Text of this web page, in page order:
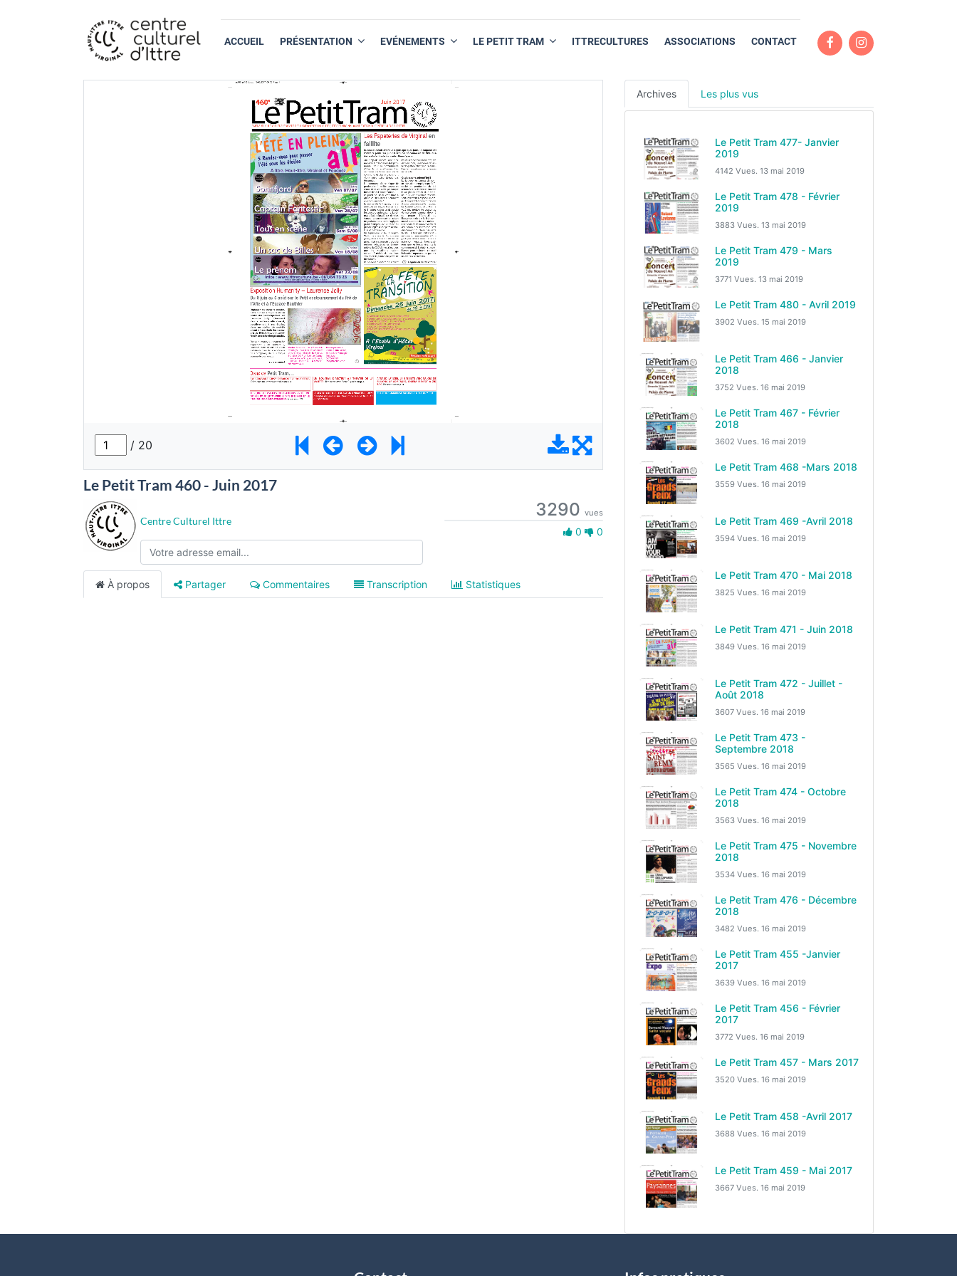
ACCUEIL PRÉSENTATION EVÉNEMENTS LE PETIT TRAM ITTRECULTURES ASSOCIATIONS CONTACT
Le Petit Tram 460 - Juin 2017
Centre Culturel Ittre
3290 vues
0 0
À propos Partager Commentaires Transcription Statistiques
Archives Les plus vus
Le Petit Tram 477- Janvier
2019
4142 Vues. 13 mai 2019
Le Petit Tram 478 - Février
2019
3883 Vues. 13 mai 2019
Le Petit Tram 479 - Mars
2019
3771 Vues. 13 mai 2019
Le Petit Tram 480 - Avril 2019
3902 Vues. 15 mai 2019
Le Petit Tram 466 - Janvier
2018
3752 Vues. 16 mai 2019
Le Petit Tram 467 - Février
2018
3602 Vues. 16 mai 2019
Le Petit Tram 468 -Mars 2018
3559 Vues. 16 mai 2019
Le Petit Tram 469 -Avril 2018
3594 Vues. 16 mai 2019
Le Petit Tram 470 - Mai 2018
3825 Vues. 16 mai 2019
Le Petit Tram 471 - Juin 2018
3849 Vues. 16 mai 2019
Le Petit Tram 472 - Juillet -
Août 2018
3607 Vues. 16 mai 2019
Le Petit Tram 473 -
Septembre 2018
3565 Vues. 16 mai 2019
Le Petit Tram 474 - Octobre
2018
3563 Vues. 16 mai 2019
Le Petit Tram 475 - Novembre
2018
3534 Vues. 16 mai 2019
Le Petit Tram 476 - Décembre
2018
3482 Vues. 16 mai 2019
Le Petit Tram 455 -Janvier
2017
3639 Vues. 16 mai 2019
Le Petit Tram 456 - Février
2017
3772 Vues. 16 mai 2019
Le Petit Tram 457 - Mars 2017
3520 Vues. 16 mai 2019
Le Petit Tram 458 -Avril 2017
3688 Vues. 16 mai 2019
Le Petit Tram 459 - Mai 2017
3667 Vues. 16 mai 2019